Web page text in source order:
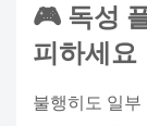
🎮 독성
피하세요
불행히도 일